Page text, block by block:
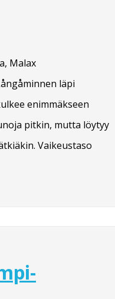
Malax
läpi
enimmäkseen
pitkin, mutta löytyy
Vaikeustaso